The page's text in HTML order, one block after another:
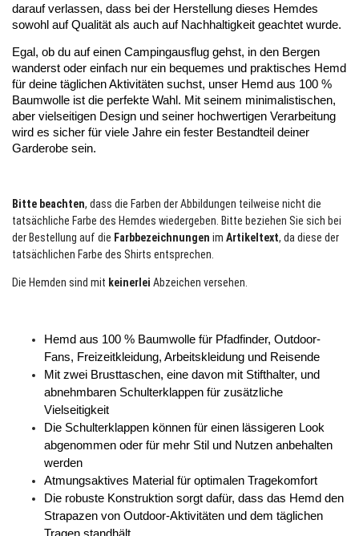
darauf verlassen, dass bei der Herstellung dieses Hemdes
sowohl auf Qualität als auch auf Nachhaltigkeit geachtet wurde.
Egal, ob du auf einen Campingausflug gehst, in den Bergen
wanderst oder einfach nur ein bequemes und praktisches Hemd
für deine täglichen Aktivitäten suchst, unser Hemd aus 100 %
Baumwolle ist die perfekte Wahl. Mit seinem minimalistischen,
aber vielseitigen Design und seiner hochwertigen Verarbeitung
wird es sicher für viele Jahre ein fester Bestandteil deiner
Garderobe sein.
Bitte beachten, dass die Farben der Abbildungen teilweise nicht die
tatsächliche Farbe des Hemdes wiedergeben. Bitte beziehen Sie sich bei
der Bestellung auf die Farbbezeichnungen im Artikeltext, da diese der
tatsächlichen Farbe des Shirts entsprechen.
Die Hemden sind mit keinerlei Abzeichen versehen.
Hemd aus 100 % Baumwolle für Pfadfinder, Outdoor-
Fans, Freizeitkleidung, Arbeitskleidung und Reisende
Mit zwei Brusttaschen, eine davon mit Stifthalter, und
abnehmbaren Schulterklappen für zusätzliche
Vielseitigkeit
Die Schulterklappen können für einen lässigeren Look
abgenommen oder für mehr Stil und Nutzen anbehalten
werden
Atmungsaktives Material für optimalen Tragekomfort
Die robuste Konstruktion sorgt dafür, dass das Hemd den
Strapazen von Outdoor-Aktivitäten und dem täglichen
Tragen standhält